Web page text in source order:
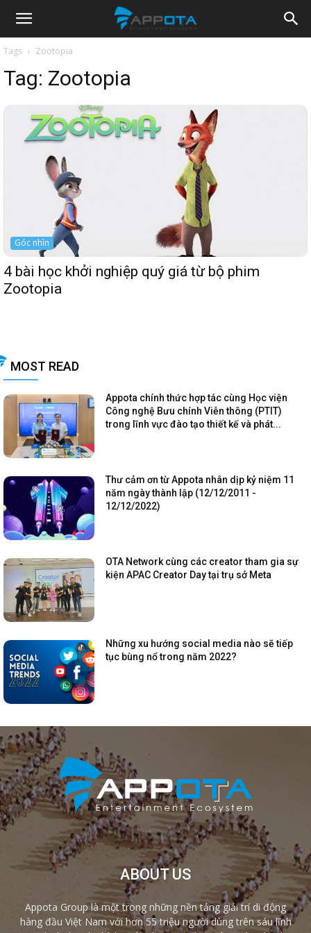
Appota
News
Tags Zootopia
Tag: Zootopia
Góc nhìn
4 bài học khởi nghiệp quý giá từ bộ phim
Zootopia
MOST READ
Appota chính thức hợp tác cùng Học viện
Công nghệ Bưu chính Viễn thông (PTIT)
trong lĩnh vực đào tạo thiết kế và phát...
Thư cảm ơn từ Appota nhân dịp kỷ niệm 11
năm ngày thành lập (12/12/2011 -
12/12/2022)
OTA Network cùng các creator tham gia sự
kiện APAC Creator Day tại trụ sở Meta
Những xu hướng social media nào sẽ tiếp
tục bùng nổ trong năm 2022?
ABOUT US
Appota Group là một trong những nền tảng giải trí di động
hàng đầu Việt Nam với hơn 55 triệu người dùng trên sáu lĩnh